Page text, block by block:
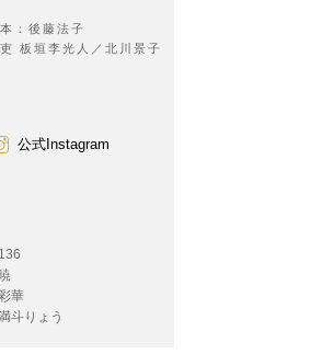
：後藤法子
板垣李光人／北川景子
公式Instagram
華
斗りょう